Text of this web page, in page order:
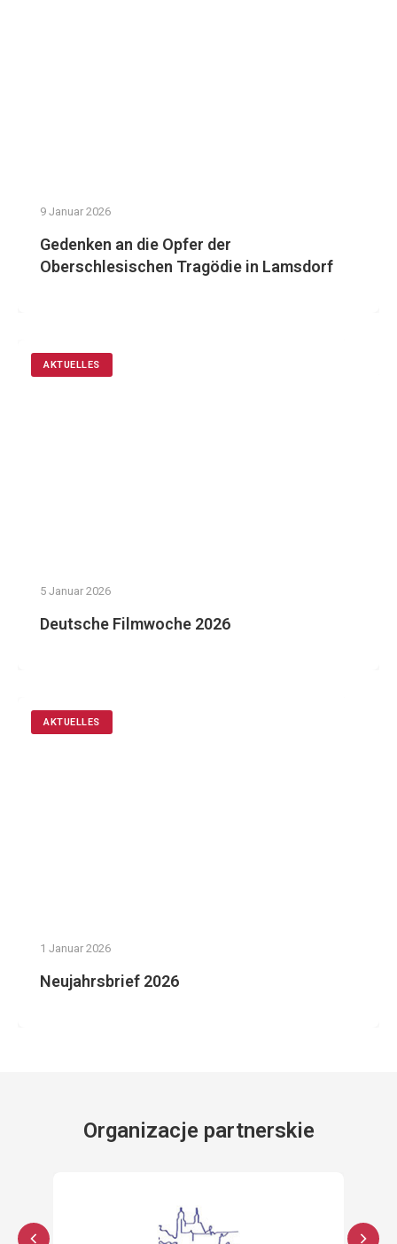
9 Januar 2026
Gedenken an die Opfer der
Oberschlesischen Tragödie in Lamsdorf
AKTUELLES
5 Januar 2026
Deutsche Filmwoche 2026
AKTUELLES
1 Januar 2026
Neujahrsbrief 2026
Organizacje partnerskie